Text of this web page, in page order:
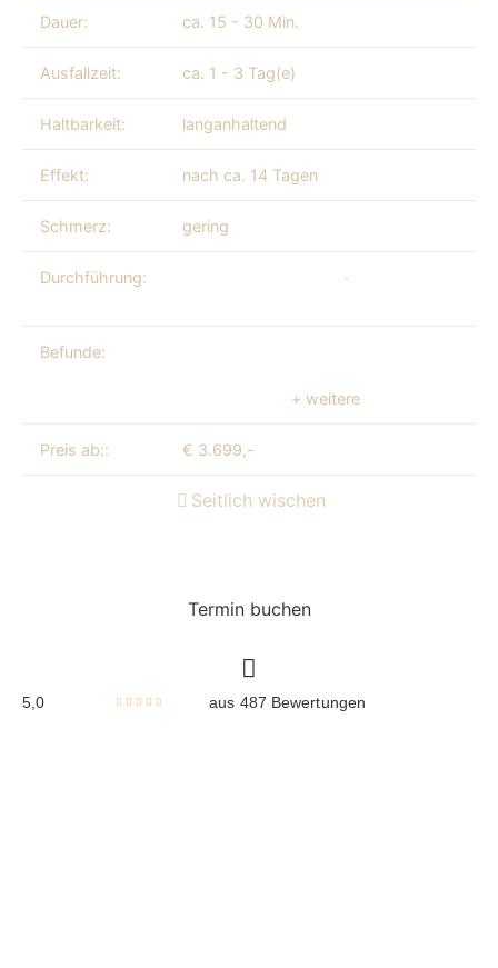
Dauer: ca. 15 - 30 Min.
Ausfallzeit: ca. 1 - 3 Tag(e)
Haltbarkeit: langanhaltend
Effekt: nach ca. 14 Tagen
Schmerz: gering
Durchführung: ·
Befunde:
+ weitere
Preis ab:: € 3.699,-
Seitlich wischen
Termin buchen
5,0 aus 487 Bewertungen